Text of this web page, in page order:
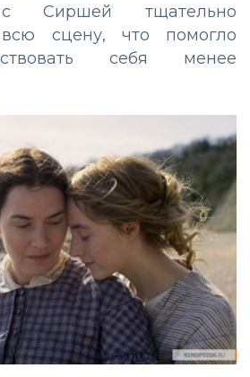
Сиршей тщательно
сцену, что помогло
себя менее